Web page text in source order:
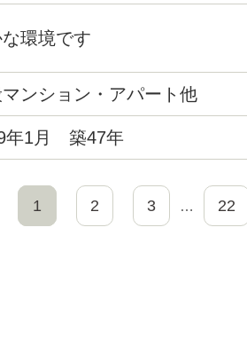
環境です
ンション・アパート他
年1月 築47年
1 2 3 … 22